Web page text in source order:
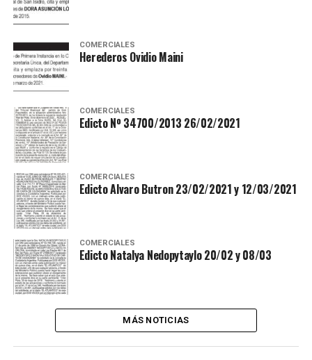
COMERCIALES
Herederos Ovidio Maini
COMERCIALES
Edicto Nº 34700/2013 26/02/2021
COMERCIALES
Edicto Alvaro Butron 23/02/2021 y 12/03/2021
COMERCIALES
Edicto Natalya Nedopytaylo 20/02 y 08/03
MÁS NOTICIAS